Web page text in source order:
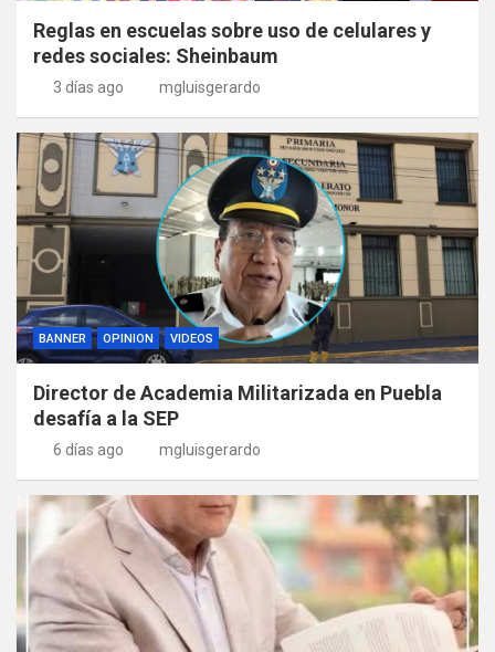
Reglas en escuelas sobre uso de celulares y
redes sociales: Sheinbaum
3 días ago mgluisgerardo
BANNER OPINION VIDEOS
Director de Academia Militarizada en Puebla
desafía a la SEP
6 días ago mgluisgerardo